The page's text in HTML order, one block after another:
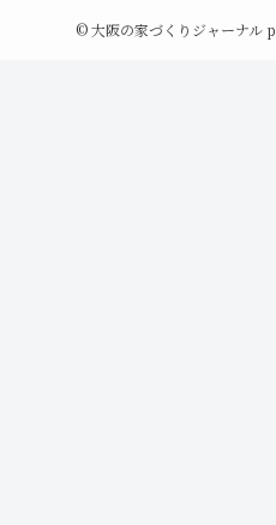
©大阪の家づくりジャーナル